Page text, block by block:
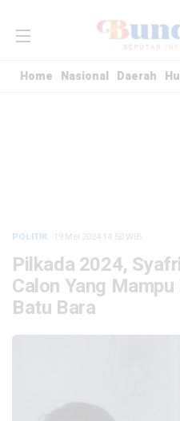
Home Nasional Daerah
POLITIK · 19 Mei 2024 14:50WIB
Pilkada 2024,
Calon Yang
Batu Bara